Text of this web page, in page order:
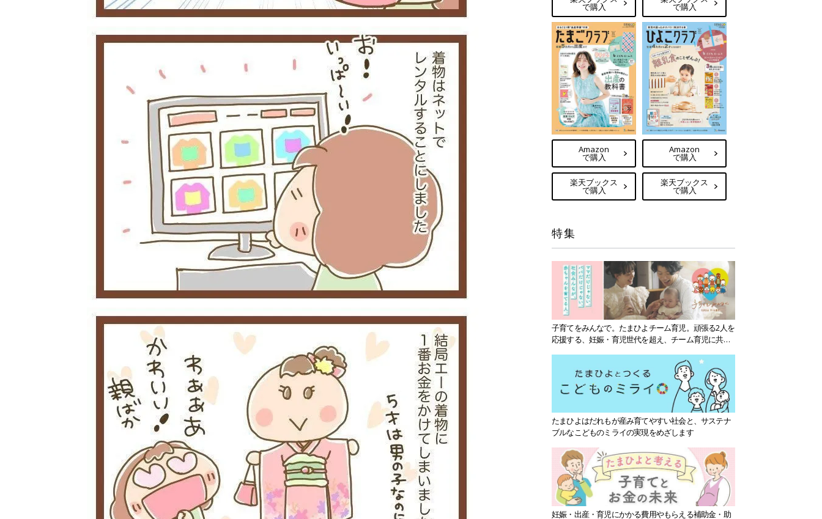
で購入 で購入
Amazon
で購入
楽天ブックス
で購入
Amazon
で購入
楽天ブックス
で購入
特集
子育てをみんなで。たまひよチーム育児。頑張る2人を
応援する、妊娠・育児世代を超え、チーム育児に共感
たまひよはだれもが産み育てやすい社会と、サステナ
ブルなこどものミライの実現をめざします
妊娠・出産・育児にかかる費用やもらえる補助金・助